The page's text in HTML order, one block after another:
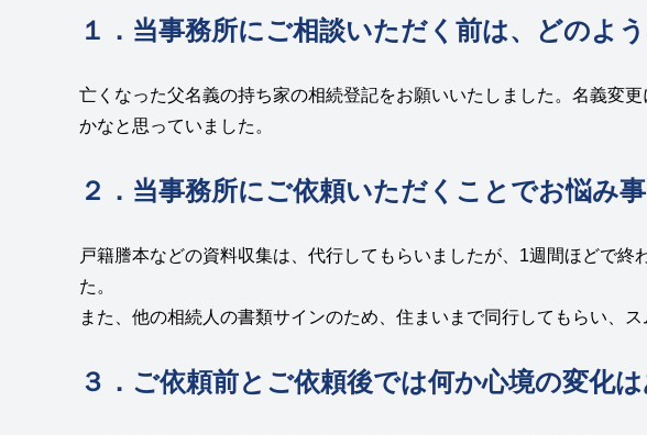
１．当事務所にご相談いただく前は、どのよ
亡くなった父名義の持ち家の相続登記をお願いいたしました。名義変
かなと思っていました。
２．当事務所にご依頼いただくことでお悩み
戸籍謄本などの資料収集は、代行してもらいましたが、1週間ほどで終
た。
また、他の相続人の書類サインのため、住まいまで同行してもらい、ス
３．ご依頼前とご依頼後では何か心境の変化